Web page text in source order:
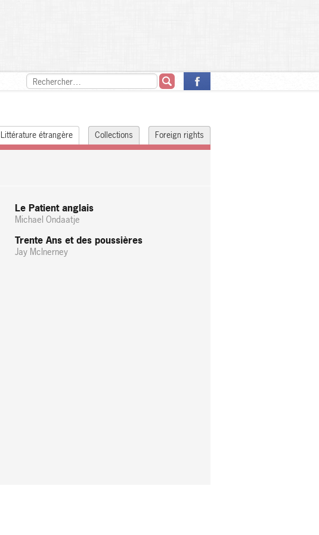
Littérature étrangère Collections Foreign rights
Le Patient anglais
Michael Ondaatje
Trente Ans et des poussières
Jay McInerney